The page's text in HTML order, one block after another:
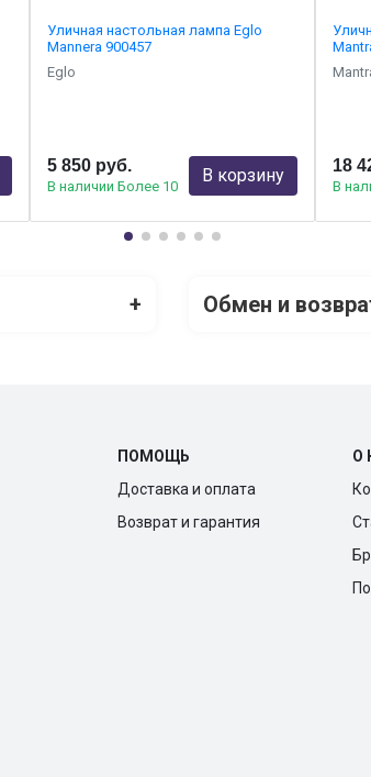
Уличная настольная лампа Eglo
Mannera 900457
Eglo
5 850 руб.
В наличии Более 10
В корзину 18
В
+ Обмен и
ПОМОЩЬ
Доставка и оплата
Возврат и гарантия
О